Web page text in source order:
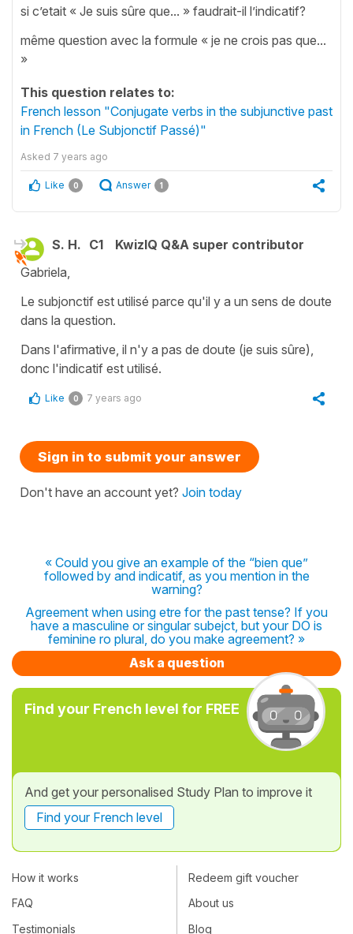
si c’etait « Je suis sûre que... » faudrait-il l’indicatif?
même question avec la formule « je ne crois pas que...
»
This question relates to:
French lesson "Conjugate verbs in the subjunctive past
in French (Le Subjonctif Passé)"
Asked 7 years ago
Like 0 Answer 1
S. H. C1
KwizIQ Q&A super contributor
Gabriela,
Le subjonctif est utilisé parce qu'il y a un sens de doute
dans la question.
Dans l'afirmative, il n'y a pas de doute (je suis sûre),
donc l'indicatif est utilisé.
Like 0 7 years ago
Sign in to submit your answer
Don't have an account yet? Join today
« Could you give an example of the “bien que”
followed by and indicatif, as you mention in the
warning?
Agreement when using etre for the past tense? If you
have a masculine or singular subejct, but your DO is
feminine ro plural, do you make agreement? »
Ask a question
Find your French level for FREE
And get your personalised Study Plan to improve it
Find your French level
How it works
FAQ
Testimonials
Redeem gift voucher
About us
Blog